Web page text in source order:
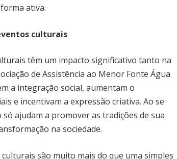
ativa.
culturais
têm um impacto significativo tanto na
de Assistência ao Menor Fonte Água
a integração social, aumentam o
e incentivam a expressão criativa. Ao se
ajudam a promover as tradições de sua
na sociedade.
são muito mais do que uma simples